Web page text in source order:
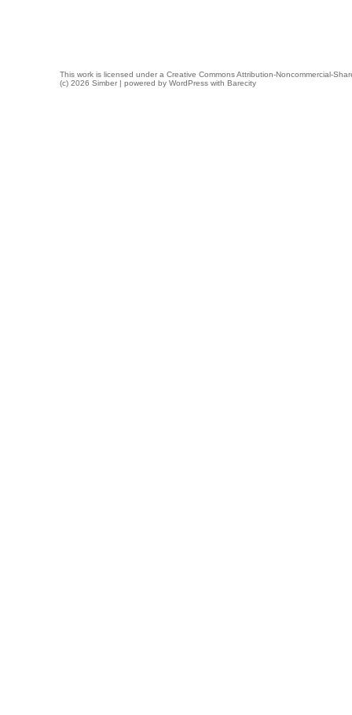
This work is licensed under a Creative Commons Attribution-Noncommercial-
(c) 2026 Simber | powered by WordPress with Barecity